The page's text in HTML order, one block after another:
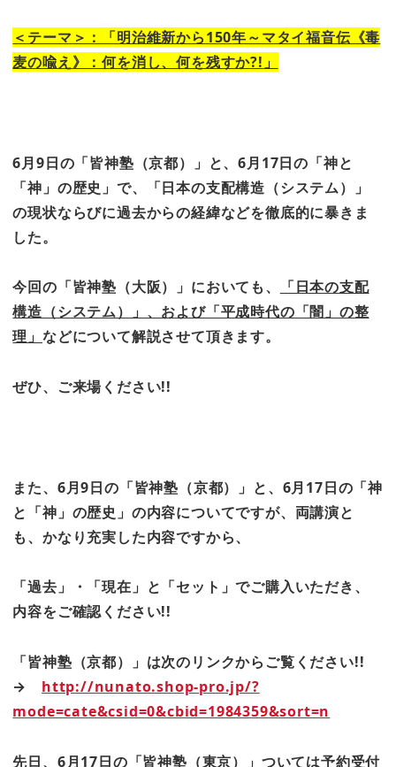
＜テーマ＞：「明治維新から150年～マタイ福音伝《毒
麦の喩え》：何を消し、何を残すか?! 」
6月9日の「皆神塾（京都）」と、6月17日の「神と
「神」の歴史」で、「日本の支配構造（システム）」
の現状ならびに過去からの経緯などを徹底的に暴きま
した。
今回の「皆神塾（大阪）」においても、
「日本の支配
構造（システム）」、および「平成時代の「闇」の整
理」 などについて解説させて頂きます。
ぜひ、ご来場ください!!
また、6月9日の「皆神塾（京都）」と、6月17日の「神
と「神」の歴史」の内容についてですが、両講演と
も、かなり充実した内容ですから、
「過去」・「現在」と「セット」でご購入いただき、
内容をご確認ください!!
「皆神塾（京都）」は次のリンクからご覧ください!!
→
http://nunato.shop-pro.jp/?
mode=cate&csid=0&cbid=1984359&sort=n
先日、6月17日の「皆神塾（東京）」ついては予約受付